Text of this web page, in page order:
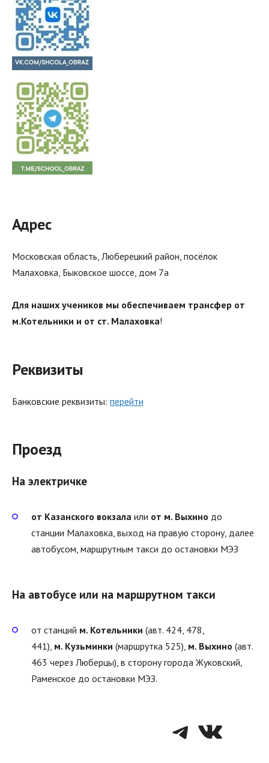
Адрес
Московская область, Люберецкий район, посёлок
Малаховка, Быковское шоссе, дом 7а
Для наших учеников мы обеспечиваем трансфер от
м.Котельники и от ст. Малаховка!
Реквизиты
Банковские реквизиты: перейти
Проезд
На электричке
от Казанского вокзала или от м. Выхино до
станции Малаховка, выход на правую сторону, далее
автобусом, маршрутным такси до остановки МЭЗ
На автобусе или на маршрутном такси
от станций м. Котельники (авт. 424, 478,
441), м. Кузьминки (маршрутка 525), м. Выхино (авт.
463 через Люберцы), в сторону города Жуковский,
Раменское до остановки МЭЗ.
VK